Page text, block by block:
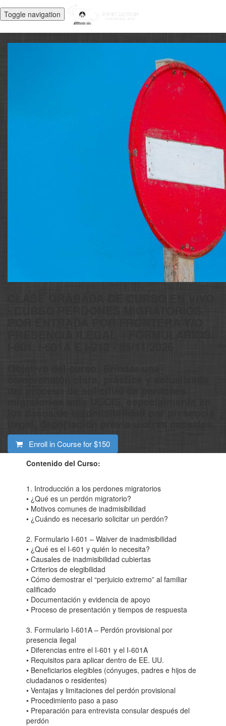
Toggle navigation
Enroll in Course for$150
Contenido del Curso:
1. Introducción a los perdones migratorios
• ¿Qué es un perdón migratorio?
• Motivos comunes de inadmisibilidad
• ¿Cuándo es necesario solicitar un perdón?
2. Formulario I-601 – Waiver de inadmisibilidad
• ¿Qué es el I-601 y quién lo necesita?
• Causales de inadmisibilidad cubiertas
• Criterios de elegibilidad
• Cómo demostrar el “perjuicio extremo” al familiar
calificado
• Documentación y evidencia de apoyo
• Proceso de presentación y tiempos de respuesta
3. Formulario I-601A – Perdón provisional por
presencia ilegal
• Diferencias entre el I-601 y el I-601A
• Requisitos para aplicar dentro de EE. UU.
• Beneficiarios elegibles (cónyuges, padres e hijos de
ciudadanos o residentes)
• Ventajas y limitaciones del perdón provisional
• Procedimiento paso a paso
• Preparación para entrevista consular después del
perdón